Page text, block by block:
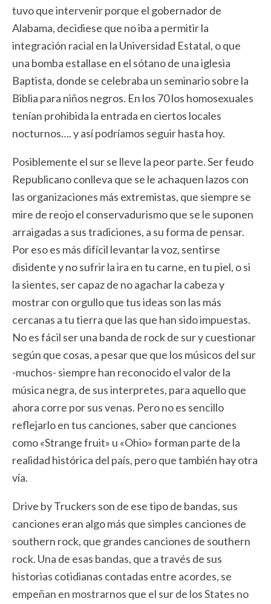
tuvo que intervenir porque el gobernador de
Alabama, decidiese que no iba a permitir la
integración racial en la Universidad Estatal, o que
una bomba estallase en el sótano de una iglesia
Baptista, donde se celebraba un seminario sobre la
Biblia para niños negros. En los 70 los homosexuales
tenían prohibida la entrada en ciertos locales
nocturnos…. y así podríamos seguir hasta hoy.
Posiblemente el sur se lleve la peor parte. Ser feudo
Republicano conlleva que se le achaquen lazos con
las organizaciones más extremistas, que siempre se
mire de reojo el conservadurismo que se le suponen
arraigadas a sus tradiciones, a su forma de pensar.
Por eso es más difícil levantar la voz, sentirse
disidente y no sufrir la ira en tu carne, en tu piel, o si
la sientes, ser capaz de no agachar la cabeza y
mostrar con orgullo que tus ideas son las más
cercanas a tu tierra que las que han sido impuestas.
No es fácil ser una banda de rock de sur y cuestionar
según que cosas, a pesar que que los músicos del sur
-muchos- siempre han reconocido el valor de la
música negra, de sus interpretes, para aquello que
ahora corre por sus venas. Pero no es sencillo
reflejarlo en tus canciones, saber que canciones
como «Strange fruit» u «Ohio» forman parte de la
realidad histórica del país, pero que también hay otra
vía.
Drive by Truckers son de ese tipo de bandas, sus
canciones eran algo más que simples canciones de
southern rock, que grandes canciones de southern
rock. Una de esas bandas, que a través de sus
historias cotidianas contadas entre acordes, se
empeñan en mostrarnos que el sur de los States no